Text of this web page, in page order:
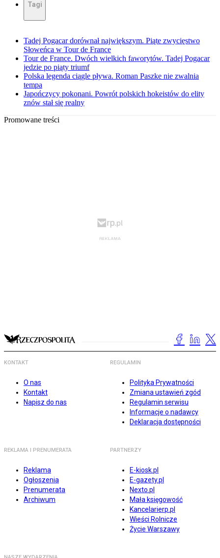
Tagi
Tadej Pogacar dorównał największym. Piąte zwycięstwo
Słoweńca w Tour de France
Tour de France. Dwóch wielkich faworytów. Tadej Pogacar
jedzie po piąty triumf
Polska legenda ciągle pływa. Roman Paszke nie zwalnia
tempa
Japończycy pokonani. Powrót polskich hokeistów do elity
znów stał się realny
Promowane treści
KONTAKT
O nas
Kontakt
Napisz do nas
REGULAMIN
Polityka Prywatności
Zmiana ustawień zgód
Regulamin serwisu
Informacje o nadawcy
Deklaracja dostępności
REKLAMA I PRENUMERATA
Reklama
Ogłoszenia
Prenumerata
Archiwum
PARTNERZY
E-kiosk.pl
E-gazety.pl
Nexto.pl
Mała księgowość
Kancelarierp.pl
Wieści Rolnicze
Życie Warszawy